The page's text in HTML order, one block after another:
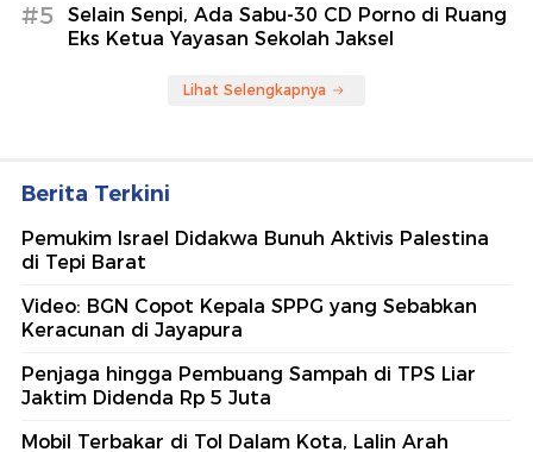
#5
Selain Senpi, Ada Sabu-30 CD Porno di Ruang
Eks Ketua Yayasan Sekolah Jaksel
Lihat Selengkapnya
Berita Terkini
Pemukim Israel Didakwa Bunuh Aktivis Palestina
di Tepi Barat
Video: BGN Copot Kepala SPPG yang Sebabkan
Keracunan di Jayapura
Penjaga hingga Pembuang Sampah di TPS Liar
Jaktim Didenda Rp 5 Juta
Mobil Terbakar di Tol Dalam Kota, Lalin Arah